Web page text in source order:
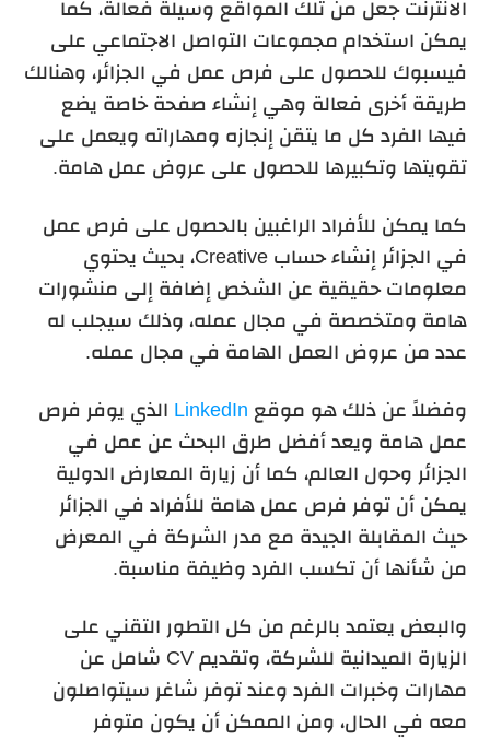
الانترنت جعل من تلك المواقع وسيلة فعالة، كما
يمكن استخدام مجموعات التواصل الاجتماعي على
فيسبوك للحصول على فرص عمل في الجزائر، وهنالك
طريقة أخرى فعالة وهي إنشاء صفحة خاصة يضع
فيها الفرد كل ما يتقن إنجازه ومهاراته ويعمل على
تقويتها وتكبيرها للحصول على عروض عمل هامة.
كما يمكن للأفراد الراغبين بالحصول على فرص عمل
في الجزائر إنشاء حساب Creative، بحيث يحتوي
معلومات حقيقية عن الشخص إضافة إلى منشورات
هامة ومتخصصة في مجال عمله، وذلك سيجلب له
عدد من عروض العمل الهامة في مجال عمله.
وفضلاً عن ذلك هو موقع LinkedIn الذي يوفر فرص
عمل هامة ويعد أفضل طرق البحث عن عمل في
الجزائر وحول العالم، كما أن زيارة المعارض الدولية
يمكن أن توفر فرص عمل هامة للأفراد في الجزائر
حيث المقابلة الجيدة مع مدر الشركة في المعرض
من شأنها أن تكسب الفرد وظيفة مناسبة.
والبعض يعتمد بالرغم من كل التطور التقني على
الزيارة الميدانية للشركة، وتقديم CV شامل عن
مهارات وخبرات الفرد وعند توفر شاغر سيتواصلون
معه في الحال، ومن الممكن أن يكون متوفر